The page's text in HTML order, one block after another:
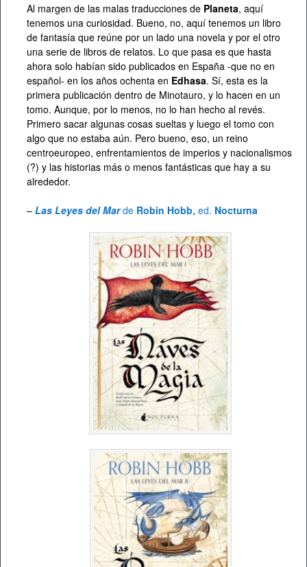
Al margen de las malas traducciones de Planeta, aquí
tenemos una curiosidad. Bueno, no, aquí tenemos un libro
de fantasía que reúne por un lado una novela y por el otro
una serie de libros de relatos. Lo que pasa es que hasta
ahora solo habían sido publicados en España -que no en
español- en los años ochenta en Edhasa. Sí, esta es la
primera publicación dentro de Minotauro, y lo hacen en un
tomo. Aunque, por lo menos, no lo han hecho al revés.
Primero sacar algunas cosas sueltas y luego el tomo con
algo que no estaba aún. Pero bueno, eso, un reino
centroeuropeo, enfrentamientos de imperios y nacionalismos
(?) y las historias más o menos fantásticas que hay a su
alrededor.
– Las Leyes del Mar de Robin Hobb, ed. Nocturna